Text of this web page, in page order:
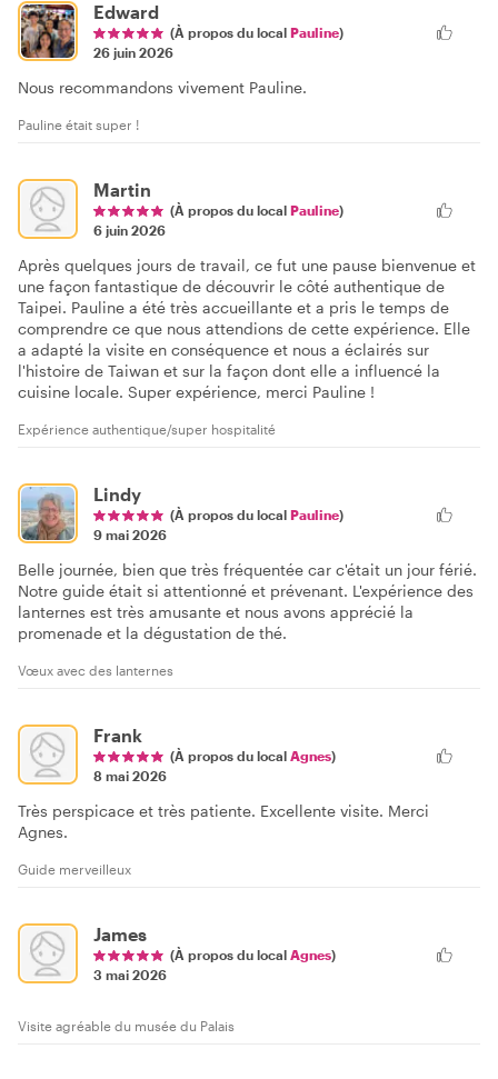
Edward
(À propos du local Pauline)
26 juin 2026
Nous recommandons vivement Pauline.
Pauline était super !
Martin
(À propos du local Pauline)
6 juin 2026
Après quelques jours de travail, ce fut une pause bienvenue et
une façon fantastique de découvrir le côté authentique de
Taipei. Pauline a été très accueillante et a pris le temps de
comprendre ce que nous attendions de cette expérience. Elle
a adapté la visite en conséquence et nous a éclairés sur
l'histoire de Taiwan et sur la façon dont elle a influencé la
cuisine locale. Super expérience, merci Pauline !
Expérience authentique/super hospitalité
Lindy
(À propos du local Pauline)
9 mai 2026
Belle journée, bien que très fréquentée car c'était un jour férié.
Notre guide était si attentionné et prévenant. L'expérience des
lanternes est très amusante et nous avons apprécié la
promenade et la dégustation de thé.
Vœux avec des lanternes
Frank
(À propos du local Agnes)
8 mai 2026
Très perspicace et très patiente. Excellente visite. Merci
Agnes.
Guide merveilleux
James
(À propos du local Agnes)
3 mai 2026
Visite agréable du musée du Palais